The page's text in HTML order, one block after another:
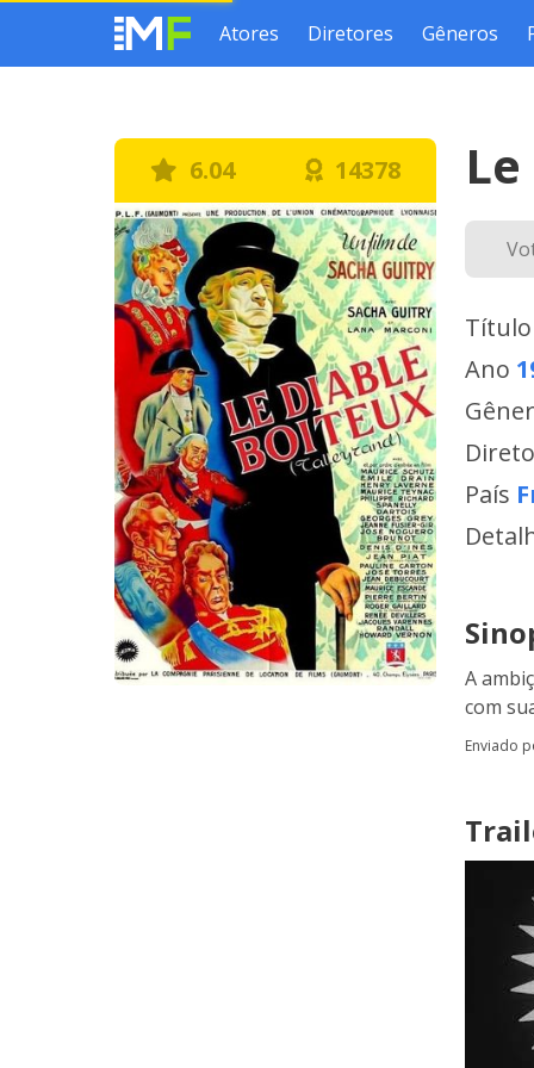
Atores Diretores Gêneros
6.04 14378
Ano
País
A
com
Enviado